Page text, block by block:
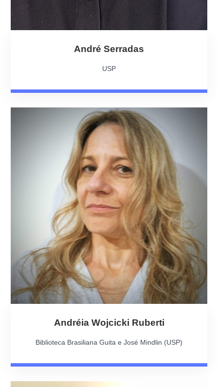
André Serradas
USP
Andréia Wojcicki Ruberti
Biblioteca Brasiliana Guita e José Mindlin (USP)